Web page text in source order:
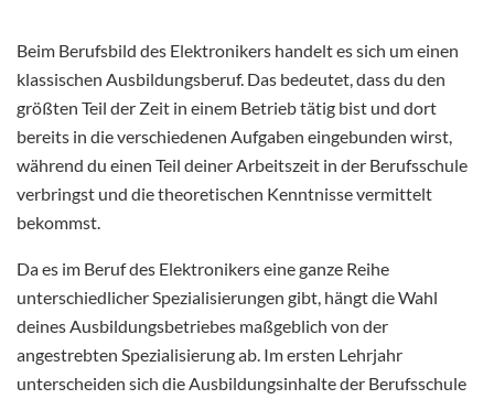
Beim Berufsbild des Elektronikers handelt es sich um einen
klassischen Ausbildungsberuf. Das bedeutet, dass du den
größten Teil der Zeit in einem Betrieb tätig bist und dort
bereits in die verschiedenen Aufgaben eingebunden wirst,
während du einen Teil deiner Arbeitszeit in der Berufsschule
verbringst und die theoretischen Kenntnisse vermittelt
bekommst.
Da es im Beruf des Elektronikers eine ganze Reihe
unterschiedlicher Spezialisierungen gibt, hängt die Wahl
deines Ausbildungsbetriebes maßgeblich von der
angestrebten Spezialisierung ab. Im ersten Lehrjahr
unterscheiden sich die Ausbildungsinhalte der Berufsschule